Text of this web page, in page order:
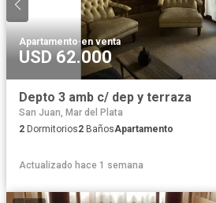
Apartamento·en venta
USD 62.000
Depto 3 amb c/ dep y terraza
San Juan, Mar del Plata
2 Dormitorios2 BañosApartamento
Actualizado hace 1 semana